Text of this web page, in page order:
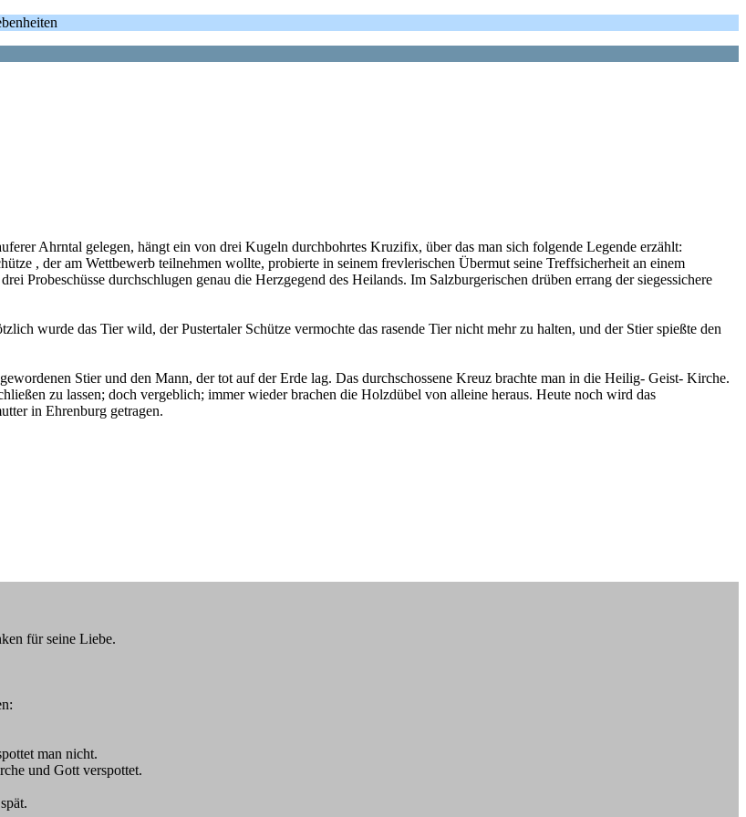
Ahrntal gelegen, hängt ein von drei Kugeln durchbohrtes Kruzifix, über das man sich folgende Legende erzählt:
, der am Wettbewerb teilnehmen wollte, probierte in seinem frevlerischen Übermut seine Treffsicherheit an einem
Probeschüsse durchschlugen genau die Herzgegend des Heilands. Im Salzburgerischen drüben errang der siegessichere
wurde das Tier wild, der Pustertaler Schütze vermochte das rasende Tier nicht mehr zu halten, und der Stier spießte den
Stier und den Mann, der tot auf der Erde lag. Das durchschossene Kreuz brachte man in die Heilig- Geist- Kirche.
zu lassen; doch vergeblich; immer wieder brachen die Holzdübel von alleine heraus. Heute noch wird das
in Ehrenburg getragen.
für seine Liebe.
man nicht.
und Gott verspottet.